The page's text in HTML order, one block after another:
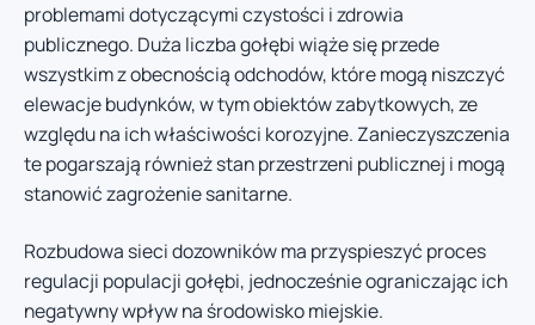
problemami dotyczącymi czystości i zdrowia
publicznego. Duża liczba gołębi wiąże się przede
wszystkim z obecnością odchodów, które mogą niszczyć
elewacje budynków, w tym obiektów zabytkowych, ze
względu na ich właściwości korozyjne. Zanieczyszczenia
te pogarszają również stan przestrzeni publicznej i mogą
stanowić zagrożenie sanitarne.
Rozbudowa sieci dozowników ma przyspieszyć proces
regulacji populacji gołębi, jednocześnie ograniczając ich
negatywny wpływ na środowisko miejskie.